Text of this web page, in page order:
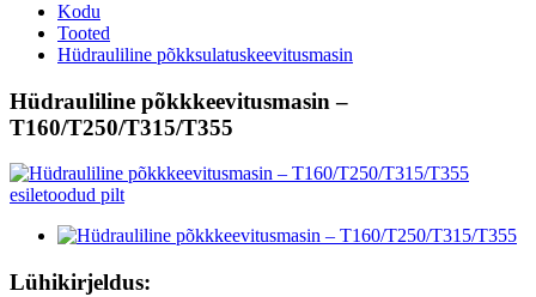
Kodu
Tooted
Hüdrauliline põkksulatuskeevitusmasin
Hüdrauliline põkkkeevitusmasin –
T160/T250/T315/T355
Lühikirjeldus: